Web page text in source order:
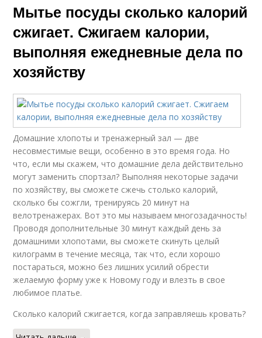
Мытье посуды сколько калорий
сжигает. Сжигаем калории,
выполняя ежедневные дела по
хозяйству
Домашние хлопоты и тренажерный зал — две
несовместимые вещи, особенно в это время года. Но
что, если мы скажем, что домашние дела действительно
могут заменить спортзал? Выполняя некоторые задачи
по хозяйству, вы сможете сжечь столько калорий,
сколько бы сожгли, тренируясь 20 минут на
велотренажерах. Вот это мы называем многозадачность!
Проводя дополнительные 30 минут каждый день за
домашними хлопотами, вы сможете скинуть целый
килограмм в течение месяца, так что, если хорошо
постараться, можно без лишних усилий обрести
желаемую форму уже к Новому году и влезть в свое
любимое платье.
Сколько калорий сжигается, когда заправляешь кровать?